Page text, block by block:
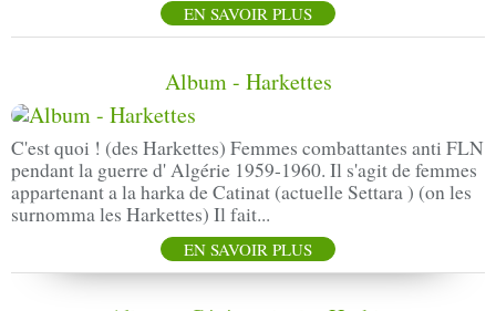
EN SAVOIR PLUS
Album - Harkettes
C'est quoi ! (des Harkettes) Femmes combattantes anti FLN
pendant la guerre d' Algérie 1959-1960. Il s'agit de femmes
appartenant a la harka de Catinat (actuelle Settara ) (on les
surnomma les Harkettes) Il fait...
EN SAVOIR PLUS